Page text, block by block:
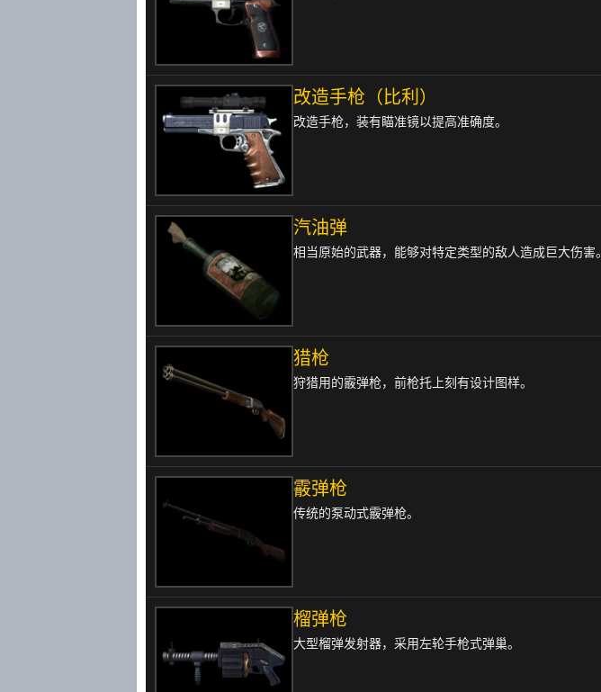
改造手枪（比利）
改造手枪，装有瞄准镜以提高准确度。
汽油弹
相当原始的武器，能够对特定类型的敌人造成巨大伤害。
猎枪
狩猎用的霰弹枪，前枪托上刻有设计图样。
霰弹枪
传统的泵动式霰弹枪。
榴弹枪
大型榴弹发射器，采用左轮手枪式弹巢。